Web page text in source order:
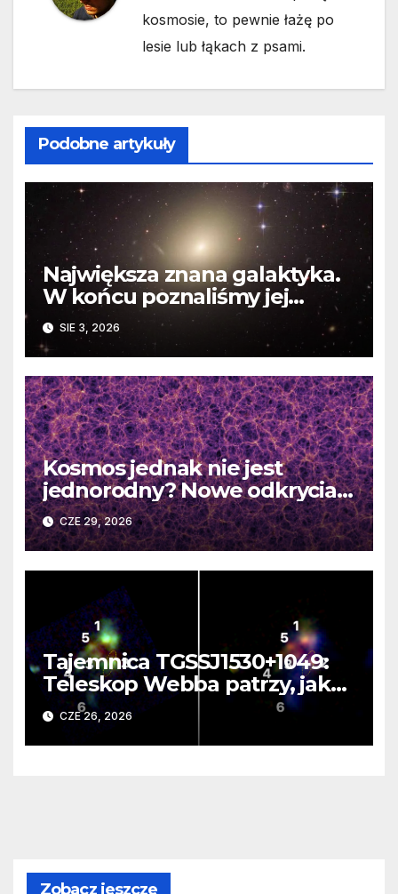
kosmosie, to pewnie łażę po
lesie lub łąkach z psami.
Podobne artykuły
Największa znana galaktyka.
W końcu poznaliśmy jej
faktyczne wymiary
SIE 3, 2026
Kosmos jednak nie jest
jednorodny? Nowe odkrycia
DESI burzą fundamentalne
zasady kosmologii
CZE 29, 2026
Tajemnica TGSSJ1530+1049:
Teleskop Webba patrzy, jak
rodzi się supergalaktyka i
monstrualna czarna dziura
CZE 26, 2026
Zobacz jeszcze